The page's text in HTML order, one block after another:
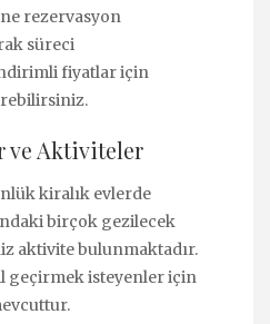
rezervasyon
süreci
fiyatlar için
ve Aktiviteler
kiralık evlerde
birçok gezilecek
aktivite bulunmaktadır.
geçirmek isteyenler için